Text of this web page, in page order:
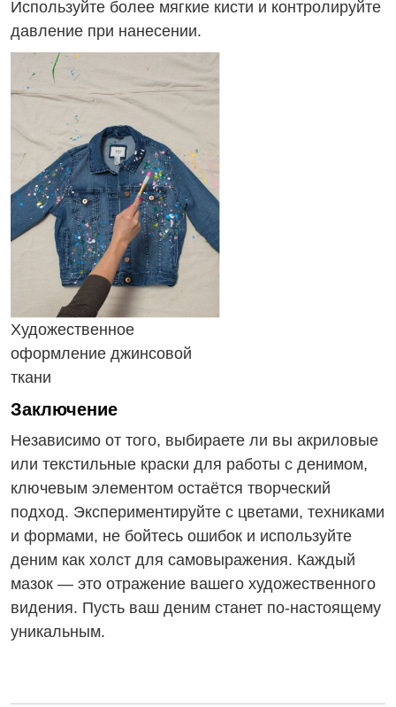
Используйте более мягкие кисти и контролируйте
давление при нанесении.
Художественное
оформление джинсовой
ткани
Заключение
Независимо от того, выбираете ли вы акриловые
или текстильные краски для работы с денимом,
ключевым элементом остаётся творческий
подход. Экспериментируйте с цветами, техниками
и формами, не бойтесь ошибок и используйте
деним как холст для самовыражения. Каждый
мазок — это отражение вашего художественного
видения. Пусть ваш деним станет по-настоящему
уникальным.